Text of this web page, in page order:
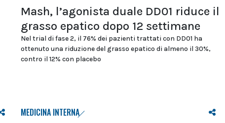
Mash, l’agonista duale DD01 riduce il
grasso epatico dopo 12 settimane
Nel trial di fase 2, il 76% dei pazienti trattati con DD01 ha
ottenuto una riduzione del grasso epatico di almeno il 30%,
contro il 12% con placebo
MEDICINA INTERNA